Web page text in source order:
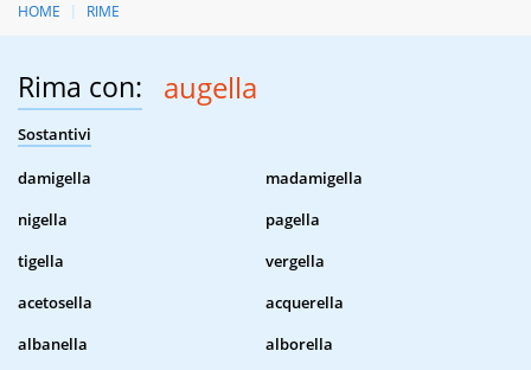
HOME RIME
Rima con: augella
Sostantivi
damigella
madamigella
nigella
pagella
tigella
vergella
acetosella
acquerella
albanella
alborella